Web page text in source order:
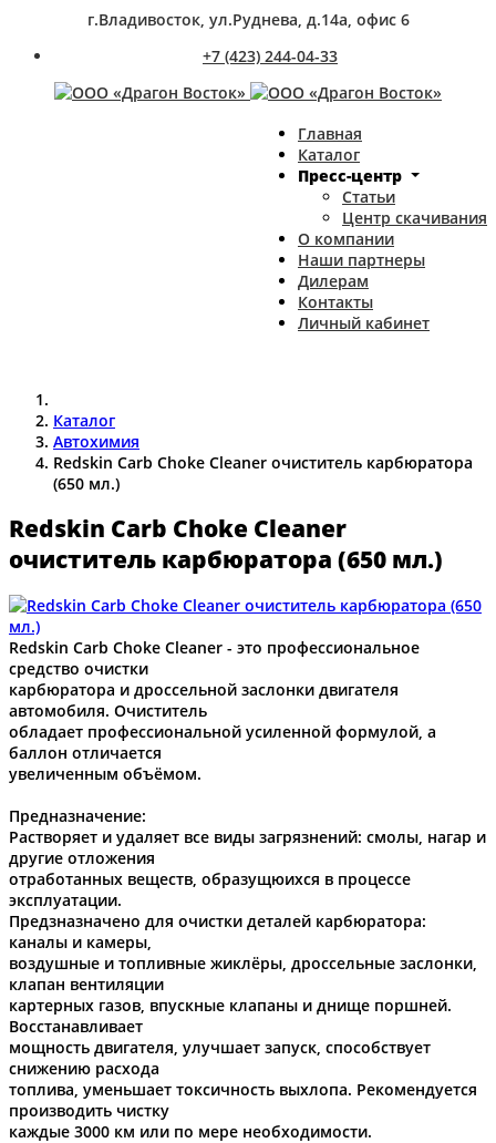
г.Владивосток, ул.Руднева, д.14а, офис 6
+7 (423) 244-04-33
Главная
Каталог
Пресс-центр
Статьи
Центр скачивания
О компании
Наши партнеры
Дилерам
Контакты
Личный кабинет
Каталог
Автохимия
Redskin Carb Choke Cleaner очиститель карбюратора
(650 мл.)
Redskin Carb Choke Cleaner
очиститель карбюратора (650 мл.)
Redskin Carb Choke Cleaner - это профессиональное
средство очистки
карбюратора и дроссельной заслонки двигателя
автомобиля. Очиститель
обладает профессиональной усиленной формулой, а
баллон отличается
увеличенным объёмом.
Предназначение:
Растворяет и удаляет все виды загрязнений: смолы, нагар и
другие отложения
отработанных веществ, образущюихся в процессе
эксплуатации.
Предзназначено для очистки деталей карбюратора:
каналы и камеры,
воздушные и топливные жиклёры, дроссельные заслонки,
клапан вентиляции
картерных газов, впускные клапаны и днище поршней.
Восстанавливает
мощность двигателя, улучшает запуск, способствует
снижению расхода
топлива, уменьшает токсичность выхлопа. Рекомендуется
производить чистку
каждые 3000 км или по мере необходимости.